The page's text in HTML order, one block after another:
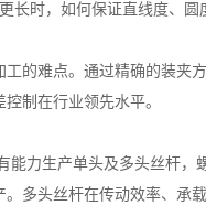
长时，如何保证直线度、
的难点。通过精确的装夹
制在行业领先水平。
力生产单头及多头丝杆，
多头丝杆在传动效率、承